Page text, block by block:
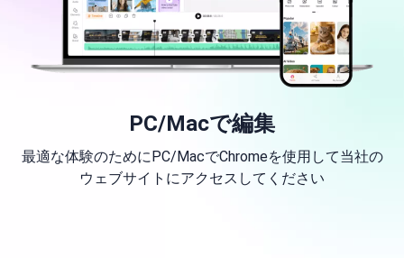
PC/Macで編集
最適な体験のためにPC/MacでChromeを使用して当社の
ウェブサイトにアクセスしてください